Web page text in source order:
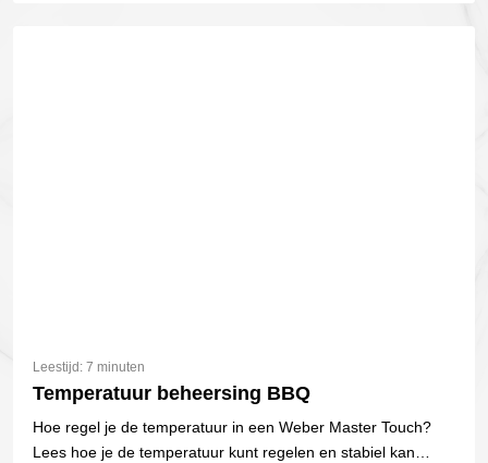
Leestijd: 7 minuten
Temperatuur beheersing BBQ
Hoe regel je de temperatuur in een Weber Master Touch?
Lees hoe je de temperatuur kunt regelen en stabiel kan